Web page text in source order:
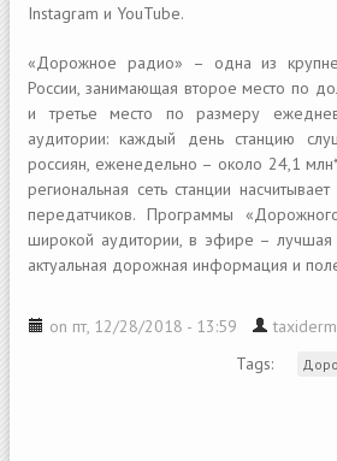
Instagram и YouTube.
«Дорожное радио» – одна из
России, занимающая второе место по
и третье место по размеру
аудитории: каждый день станцию
россиян, еженедельно – около 24,1
региональная сеть станции
передатчиков. Программы
широкой аудитории, в эфире – лучшая
актуальная дорожная информация и
on пт, 12/28/2018 - 13:59
Tags: